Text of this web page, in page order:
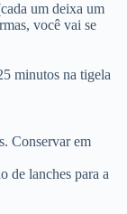
um deixa um
você vai se
minutos na tigela
Conservar em
de lanches para a